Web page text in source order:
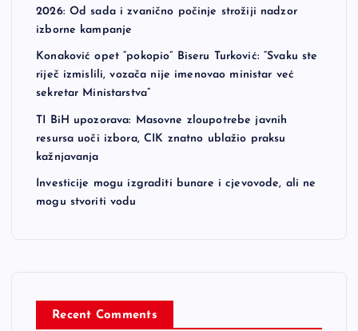
2026: Od sada i zvanično počinje strožiji nadzor
izborne kampanje
Konaković opet “pokopio” Biseru Turković: “Svaku ste
riječ izmislili, vozača nije imenovao ministar već
sekretar Ministarstva”
TI BiH upozorava: Masovne zloupotrebe javnih
resursa uoči izbora, CIK znatno ublažio praksu
kažnjavanja
Investicije mogu izgraditi bunare i cjevovode, ali ne
mogu stvoriti vodu
Recent Comments